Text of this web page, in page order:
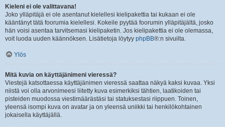
Kieleni ei ole valittavana!
Joko ylläpitäjä ei ole asentanut kielellesi kielipakettia tai kukaan ei ole
kääntänyt tätä foorumia kielellesi. Kokeile pyytää foorumin ylläpitäjältä, josko
hän voisi asentaa tarvitsemasi kielipaketin. Jos kielipakettia ei ole olemassa,
voit luoda uuden käännöksen. Lisätietoja löytyy phpBB®:n sivuilta.
Ylös
Mitä kuvia on käyttäjänimeni vieressä?
Viestejä katsottaessa käyttäjänimen vieressä saattaa näkyä kaksi kuvaa. Yksi
niistä voi olla arvonimeesi liitetty kuva esimerkiksi tähtien, laatikoiden tai
pisteiden muodossa viestimäärästäsi tai statuksestasi riippuen. Toinen,
yleensä isompi kuva on avatar ja on yleensä uniikki tai henkilökohtainen
jokaisella käyttäjällä.